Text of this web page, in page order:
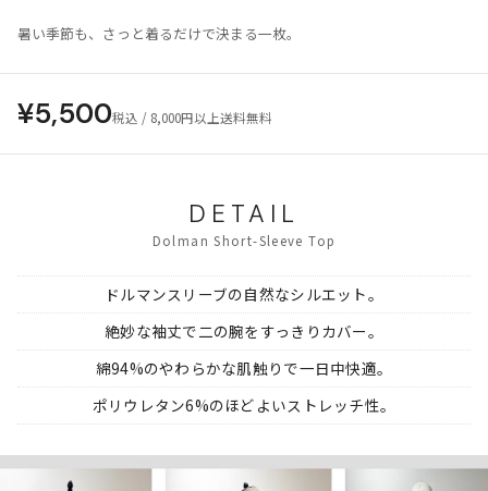
暑い季節も、さっと着るだけで決まる一枚。
¥5,500税込 / 8,000円以上送料無料
DETAIL
Dolman Short-Sleeve Top
ドルマンスリーブの自然なシルエット。
絶妙な袖丈で二の腕をすっきりカバー。
綿94%のやわらかな肌触りで一日中快適。
ポリウレタン6%のほどよいストレッチ性。